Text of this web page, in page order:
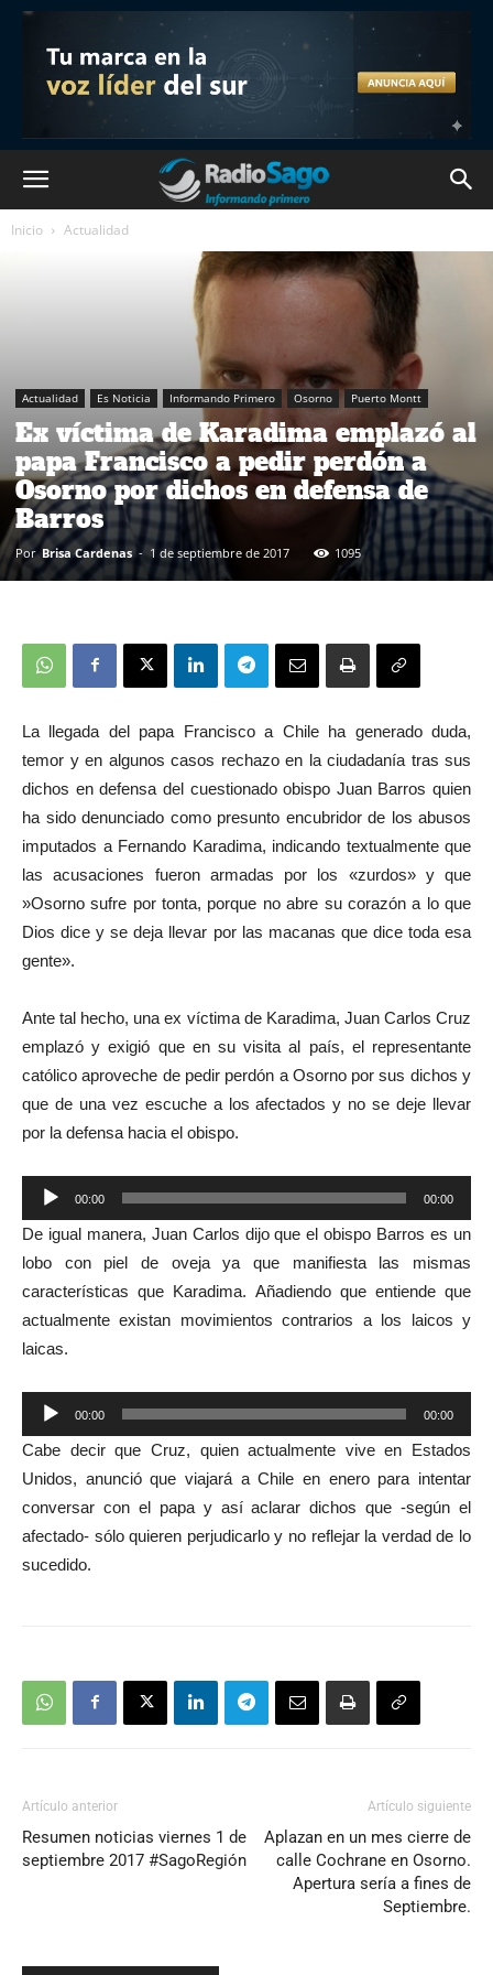
Inicio Actualidad
Actualidad Es Noticia Informando Primero Osorno Puerto Montt
Ex víctima de Karadima emplazó al
papa Francisco a pedir perdón a
Osorno por dichos en defensa de
Barros
Por Brisa Cardenas - 1 de septiembre de 2017 1095
La llegada del papa Francisco a Chile ha generado duda,
temor y en algunos casos rechazo en la ciudadanía tras sus
dichos en defensa del cuestionado obispo Juan Barros quien
ha sido denunciado como presunto encubridor de los abusos
imputados a Fernando Karadima, indicando textualmente que
las acusaciones fueron armadas por los «zurdos» y que
»Osorno sufre por tonta, porque no abre su corazón a lo que
Dios dice y se deja llevar por las macanas que dice toda esa
gente».
Ante tal hecho, una ex víctima de Karadima, Juan Carlos Cruz
emplazó y exigió que en su visita al país, el representante
católico aproveche de pedir perdón a Osorno por sus dichos y
que de una vez escuche a los afectados y no se deje llevar
por la defensa hacia el obispo.
Reproductor
de
audio
00:00 00:00
De igual manera, Juan Carlos dijo que el obispo Barros es un
lobo con piel de oveja ya que manifiesta las mismas
características que Karadima. Añadiendo que entiende que
actualmente existan movimientos contrarios a los laicos y
laicas.
Reproductor
de
audio
00:00 00:00
Cabe decir que Cruz, quien actualmente vive en Estados
Unidos, anunció que viajará a Chile en enero para intentar
conversar con el papa y así aclarar dichos que -según el
afectado- sólo quieren perjudicarlo y no reflejar la verdad de lo
sucedido.
Artículo anterior
Resumen noticias viernes 1 de
septiembre 2017 #SagoRegión
Artículo siguiente
Aplazan en un mes cierre de
calle Cochrane en Osorno.
Apertura sería a fines de
Septiembre.